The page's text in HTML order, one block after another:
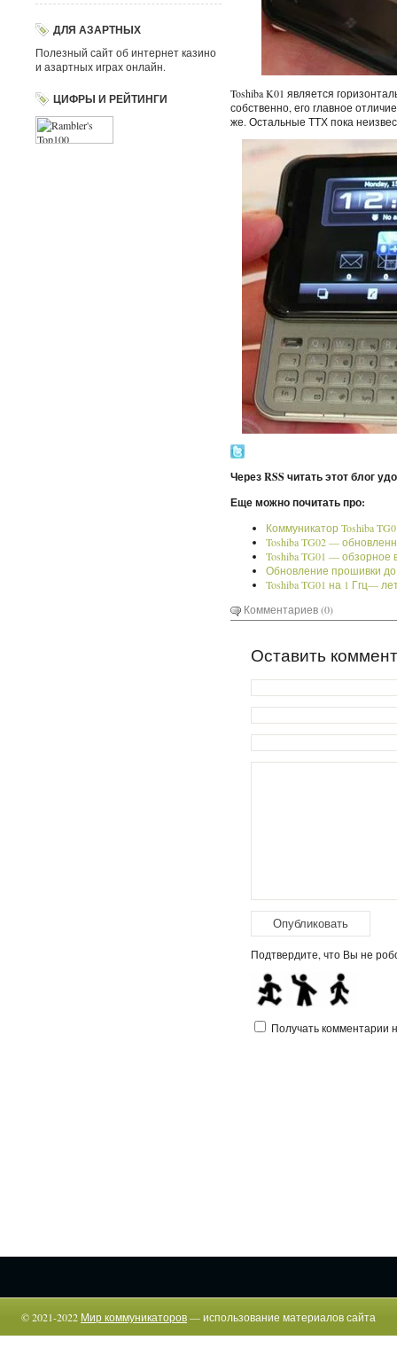
ДЛЯ АЗАРТНЫХ
Полезный сайт об интернет казино
и азартных играх онлайн.
ЦИФРЫ И РЕЙТИНГИ
Toshiba K01 является
собственно, его главное
же. Остальные ТТХ пока
Через RSS читать этот блог
Еще можно почитать про:
Коммуникатор Toshiba
Toshiba TG02 —
Toshiba TG01 — обзорное
Обновление прошивки до
Toshiba TG01 на 1 Ггц—
Комментариев (0)
Оставить
Подтвердите, что Вы не
Получать комментарии
© 2021-2022 Мир коммуникаторов— использование материалов сайта